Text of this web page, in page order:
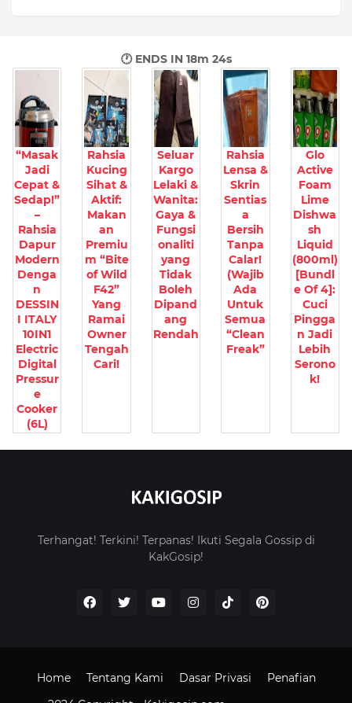
🕐 ENDS IN18m 23s
“Masak
Jadi
Cepat &
Sedap!”
–
Rahsia
Dapur
Modern
Denga
n
DESSIN
I ITALY
10IN1
Electric
Digital
Pressur
e
Cooker
(6L)
Rahsia
Kucing
Sihat &
Aktif:
Makan
an
Premiu
m “Bite
of Wild
F42”
Yang
Ramai
Owner
Tengah
Cari!
Seluar
Kargo
Lelaki &
Wanita:
Gaya &
Fungsi
onaliti
yang
Tidak
Boleh
Dipand
ang
Rendah
Rahsia
Lensa &
Skrin
Sentias
a
Bersih
Tanpa
Calar!
(Wajib
Ada
Untuk
Semua
“Clean
Freak”
Glo
Active
Foam
Lime
Dishwa
sh
Liquid
(800ml)
[Bundl
e Of 4]:
Cuci
Pingga
n Jadi
Lebih
Serono
k!
Terhangat! Terkini! Terpanas! Ikuti Segala Gossip di
KakGosip!
Home Tentang Kami Dasar Privasi Penafian